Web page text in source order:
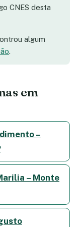
CNES desta
algum
.
em
–
– Monte